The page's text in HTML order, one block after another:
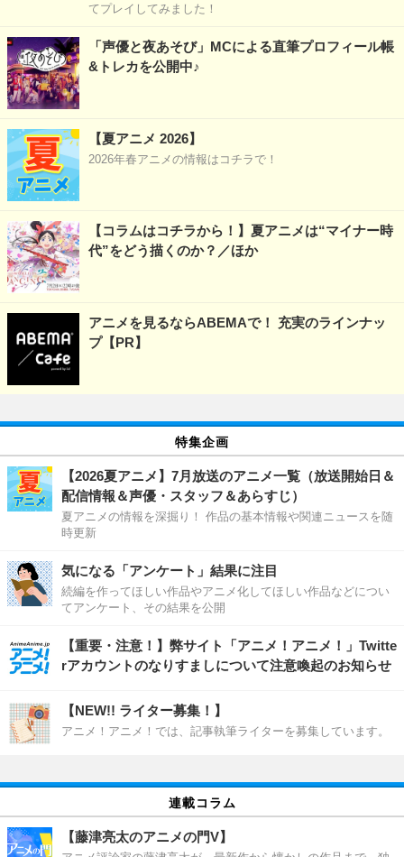
てプレイしてみました！
「声優と夜あそび」MCによる直筆プロフィール帳
&トレカを公開中♪
【夏アニメ 2026】
2026年春アニメの情報はコチラで！
【コラムはコチラから！】夏アニメは“マイナー時
代”をどう描くのか？／ほか
アニメを見るならABEMAで！ 充実のラインナッ
プ【PR】
特集企画
【2026夏アニメ】7月放送のアニメ一覧（放送開始日＆
配信情報＆声優・スタッフ＆あらすじ）
夏アニメの情報を深掘り！ 作品の基本情報や関連ニュースを随
時更新
気になる「アンケート」結果に注目
続編を作ってほしい作品やアニメ化してほしい作品などについ
てアンケート、その結果を公開
【重要・注意！】弊サイト「アニメ！アニメ！」Twitte
rアカウントのなりすましについて注意喚起のお知らせ
【NEW!! ライター募集！】
アニメ！アニメ！では、記事執筆ライターを募集しています。
連載コラム
【藤津亮太のアニメの門V】